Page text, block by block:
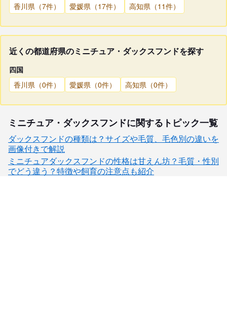
香川県（7件）
愛媛県（17件） 高知県（11件）
近くの都道府県のミニチュア・ダックスフンドを探す
四国
香川県（0件）
愛媛県（0件） 高知県（0件）
ミニチュア・ダックスフンドに関するトピック一覧
ダックスフンドの種類は？サイズや毛質、毛色別の違いを
画像付きで解説
ミニチュアダックスフンドの性格は甘えん坊？毛質・性別
でどう違う？特徴や飼育の注意点も紹介